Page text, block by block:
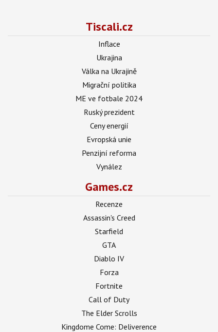
Tiscali.cz
Inflace
Ukrajina
Válka na Ukrajině
Migrační politika
ME ve fotbale 2024
Ruský prezident
Ceny energií
Evropská unie
Penzijní reforma
Vynález
Games.cz
Recenze
Assassin's Creed
Starfield
GTA
Diablo IV
Forza
Fortnite
Call of Duty
The Elder Scrolls
Kingdome Come: Deliverence